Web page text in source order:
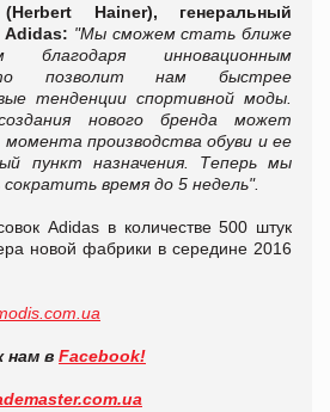
Hainer), генеральный
Adidas: "Мы сможем стать ближе
благодаря инновационным
позволит нам быстрее
тенденции спортивной моды.
нового бренда может
производства обуви и ее
пункт назначения. Теперь мы
время до 5 недель".
Adidas в количестве 500 штук
новой фабрики в середине 2016
нам в Facebook!